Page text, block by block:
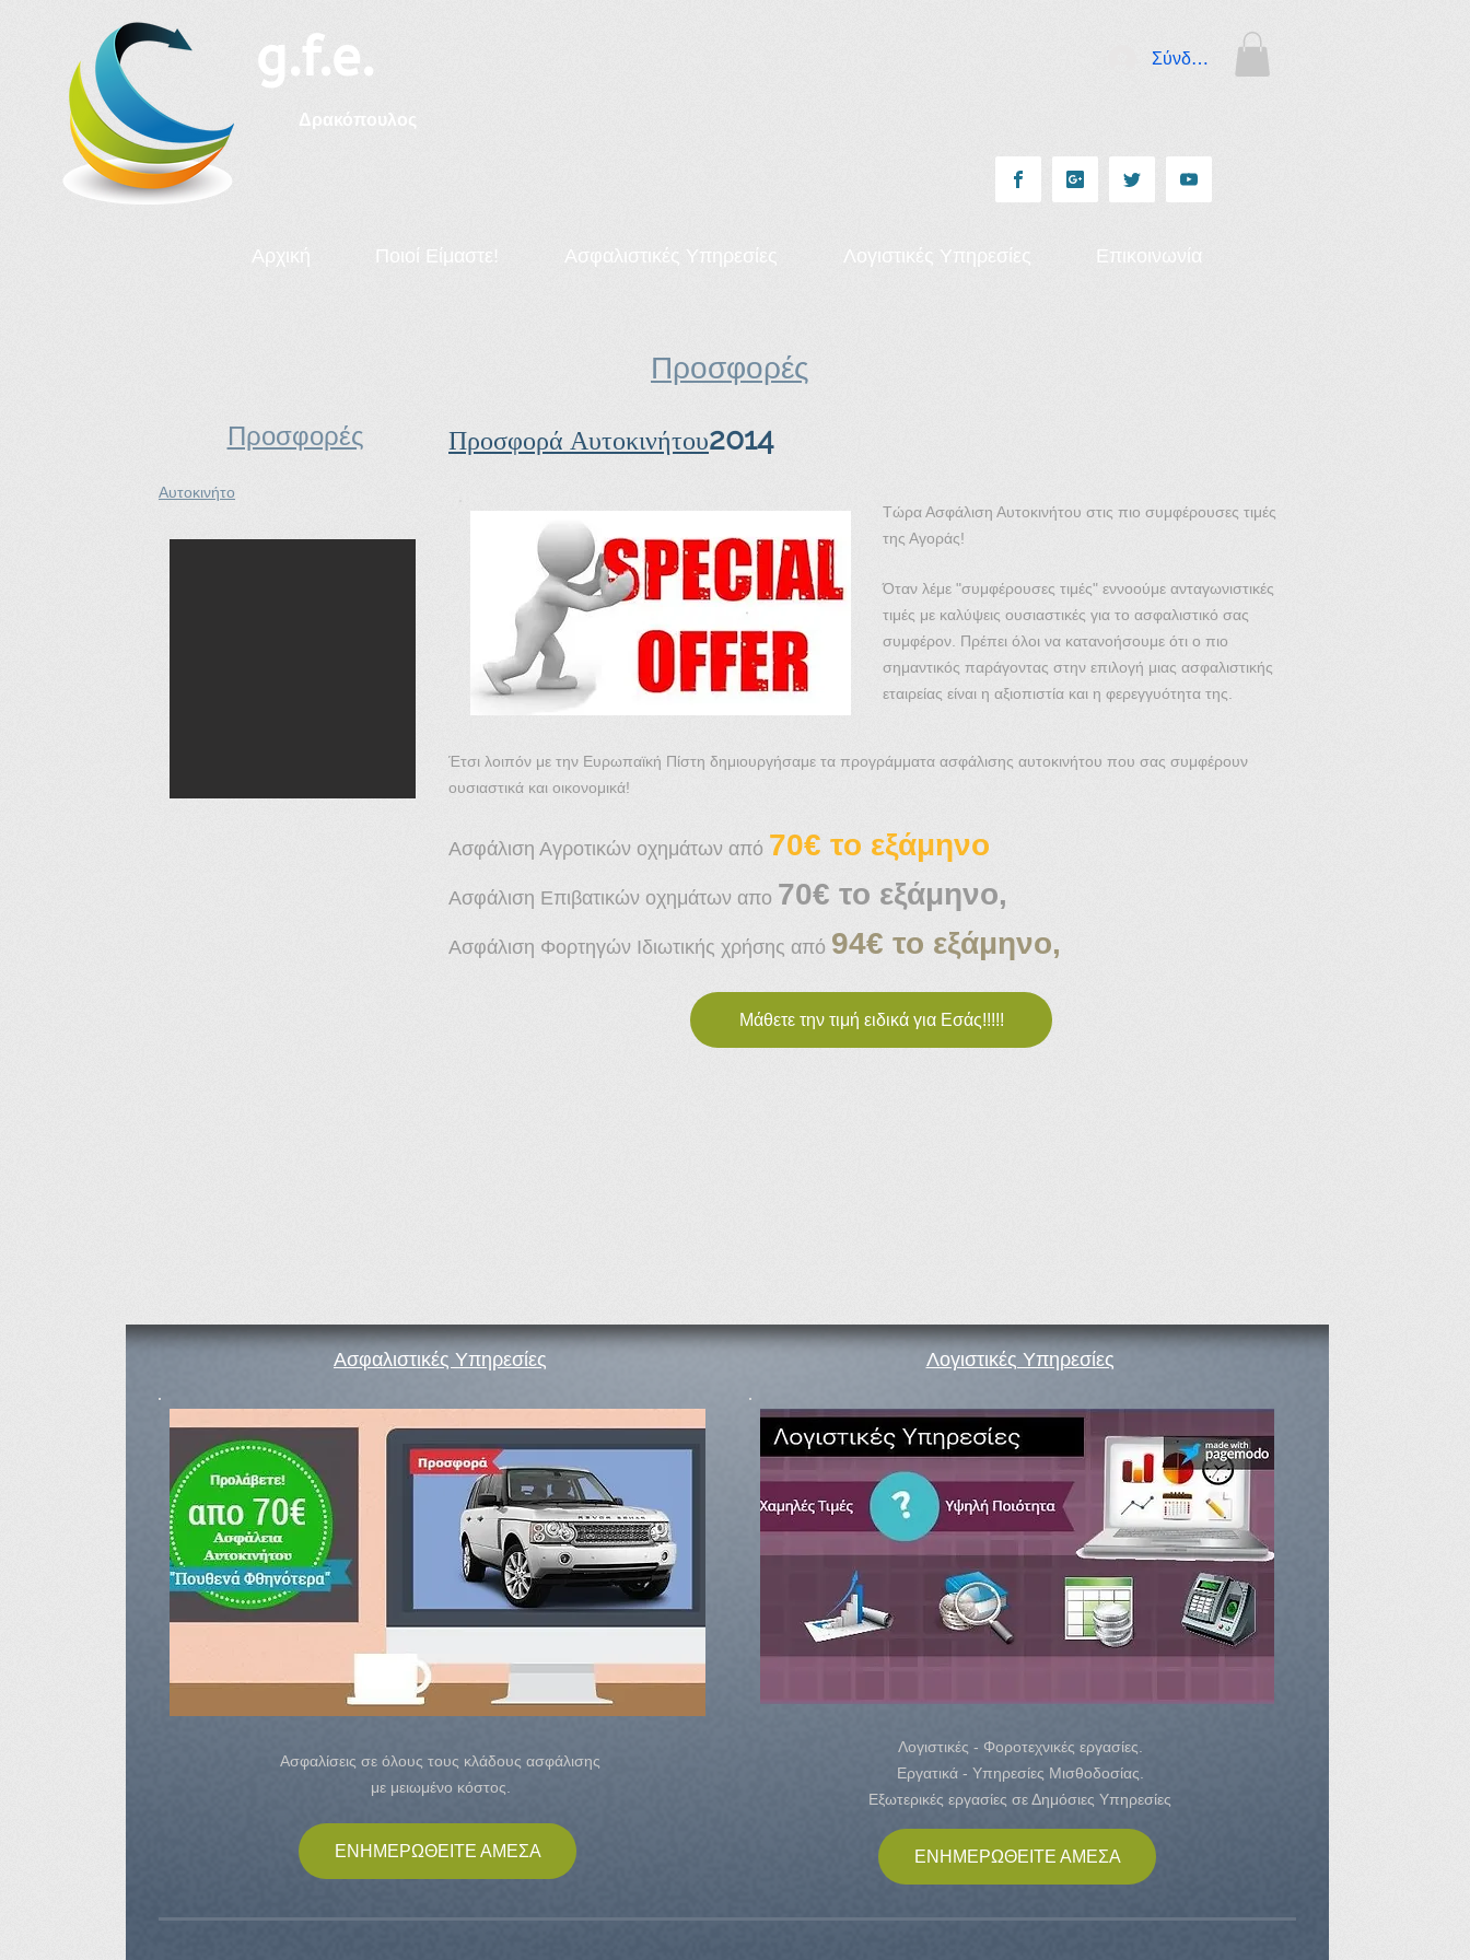
g.f.e. Σύνδεση
Δ​ρακόπουλος
Αρχική Ποιοί Είμαστε! Ασφαλιστικές Υπηρεσίες Λογιστικές Υπηρεσίες Επικοινωνία
Προσφορές
Προσφορές
Αυτοκινήτο
Προσφορά Αυτοκινήτου2014
Τώρα Ασφάλιση Αυτοκινήτου στις πιο συμφέρουσες τιμές
της Αγοράς!
Όταν λέμε "συμφέρουσες τιμές" εννοούμε ανταγωνιστικές
τιμές με καλύψεις ουσιαστικές για το ασφαλιστικό σας
συμφέρον. Πρέπει όλοι να κατανοήσουμε ότι ο πιο
σημαντικός παράγοντας στην επιλογή μιας ασφαλιστικής
εταιρείας είναι η αξιοπιστία και η φερεγγυότητα της.
Έτσι λοιπόν με την Ευρωπαϊκή Πίστη δημιουργήσαμε τα προγράμματα ασφάλισης αυτοκινήτου που σας συμφέρουν
ουσιαστικά και οικονομικά!
Ασφάλιση Αγροτικών οχημάτων από 70€ το εξάμηνο
Ασφάλιση Επιβατικών οχημάτων απο 70€ το εξάμηνο,
Ασφάλιση Φορτηγών Ιδιωτικής χρήσης από 94€ το εξάμηνο,
Μάθετε την τιμή ειδικά για Εσάς!!!!!
Ασφαλιστικές Υπηρεσίες
Ασφαλίσεις σε όλους τους κλάδους ασφάλισης
με μειωμένο κόστος.
ΕΝΗΜΕΡΩΘΕΙΤΕ ΑΜΕΣΑ
Λογιστικές Υπηρεσίες
Λογιστικές - Φοροτεχνικές εργασίες.
Εργατικά - Υπηρεσίες Μισθοδοσίας.
Εξωτερικές εργασίες σε Δημόσιες Υπηρεσίες
ΕΝΗΜΕΡΩΘΕΙΤΕ ΑΜΕΣΑ